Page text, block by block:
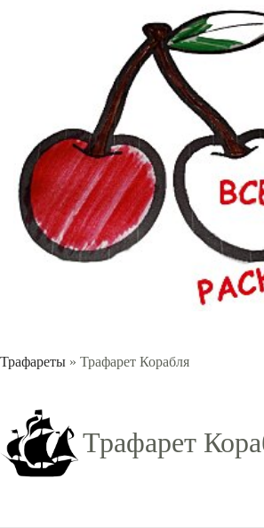
Трафареты » Трафарет Корабля
Трафарет